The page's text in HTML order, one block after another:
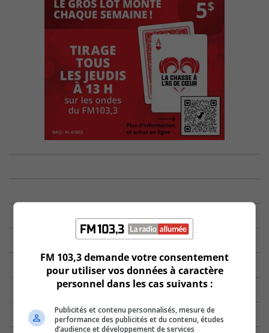
FM 103,3 demande votre consentement
pour utiliser vos données à caractère
personnel dans les cas suivants :
Publicités et contenu personnalisés, mesure de
performance des publicités et du contenu, études
d’audience et développement de services